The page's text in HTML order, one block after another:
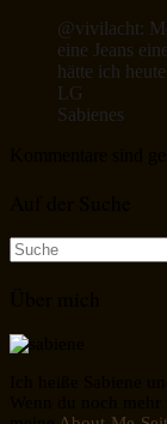
@vivilacht:
eine Jeans
hätte ich
LG
Sabienes
Suche
nach: